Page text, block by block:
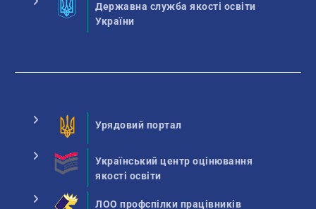
Державна служба якості освіти
України
Урядовий портал
Український центр оцінювання
якості освіти
ЛОО профспілки працівників